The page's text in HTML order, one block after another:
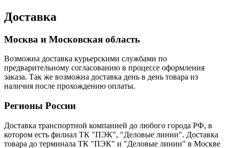
Доставка
Москва и Московская область
Возможна доставка курьерскими службами по
предварительному согласованию в процессе оформления
заказа. Так же возможна доставка день в день товара из
наличия после прохождению оплаты.
Регионы России
Доставка транспортной компанией до любого города РФ, в
котором есть филиал ТК "ПЭК", "Деловые линии". Доставка
товара до терминала ТК "ПЭК" и "Деловые линии" в Москве